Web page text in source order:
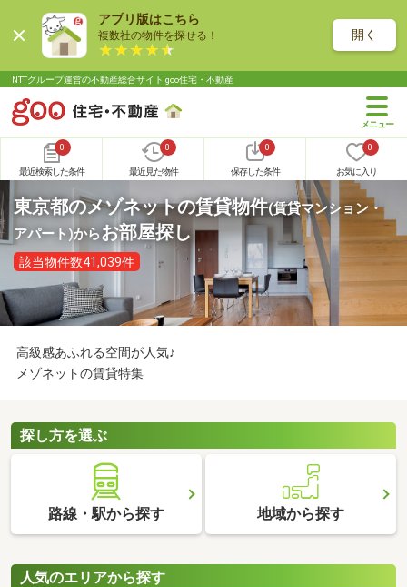
アプリ版はこちら
複数社の物件を探せる！ 開く
NTTグループ運営の不動産総合サイト goo住宅・不動産
0
最近検索した条件
0
最近見た物件
0
保存した条件
0
お気に入り
東京都のメゾネットの賃貸物件(賃貸マンション・
アパート)からお部屋探し
該当物件数41,039件
高級感あふれる空間が人気♪
メゾネットの賃貸特集
探し方を選ぶ
路線・駅から探す 地域から探す
人気のエリアから探す